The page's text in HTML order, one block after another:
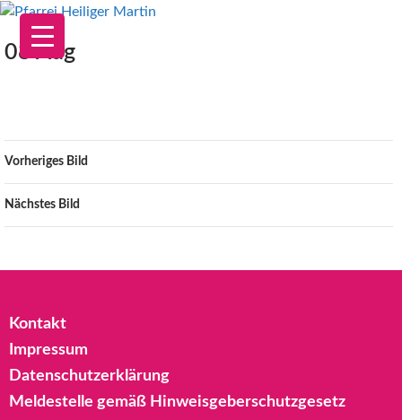
Zum
Inhalt
springen
08 Aug
Vorheriges Bild
Nächstes Bild
Kontakt
Impressum
Datenschutzerklärung
Meldestelle gemäß Hinweisgeberschutzgesetz